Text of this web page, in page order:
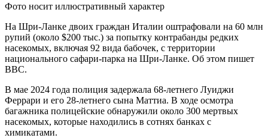
Фото носит иллюстративный характер
На Шри-Ланке двоих граждан Италии оштрафовали на 60 млн
рупий (около $200 тыс.) за попытку контрабанды редких
насекомых, включая 92 вида бабочек, с территории
национального сафари-парка на Шри-Ланке. Об этом пишет
BBC.
В мае 2024 года полиция задержала 68-летнего Луиджи
Феррари и его 28-летнего сына Маттиа. В ходе осмотра
багажника полицейские обнаружили около 300 мертвых
насекомых, которые находились в сотнях банках с
химикатами.